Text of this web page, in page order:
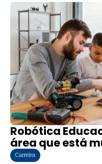
Robótica
área que está
Carreira